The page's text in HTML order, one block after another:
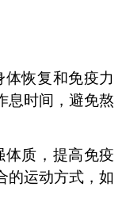
恢复和免疫力
息时间，避免熬
体质，提高免疫
的运动方式，如